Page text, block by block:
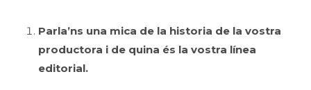
Parla’ns una mica de la historia de la vostra
productora i de quina és la vostra línea
editorial.